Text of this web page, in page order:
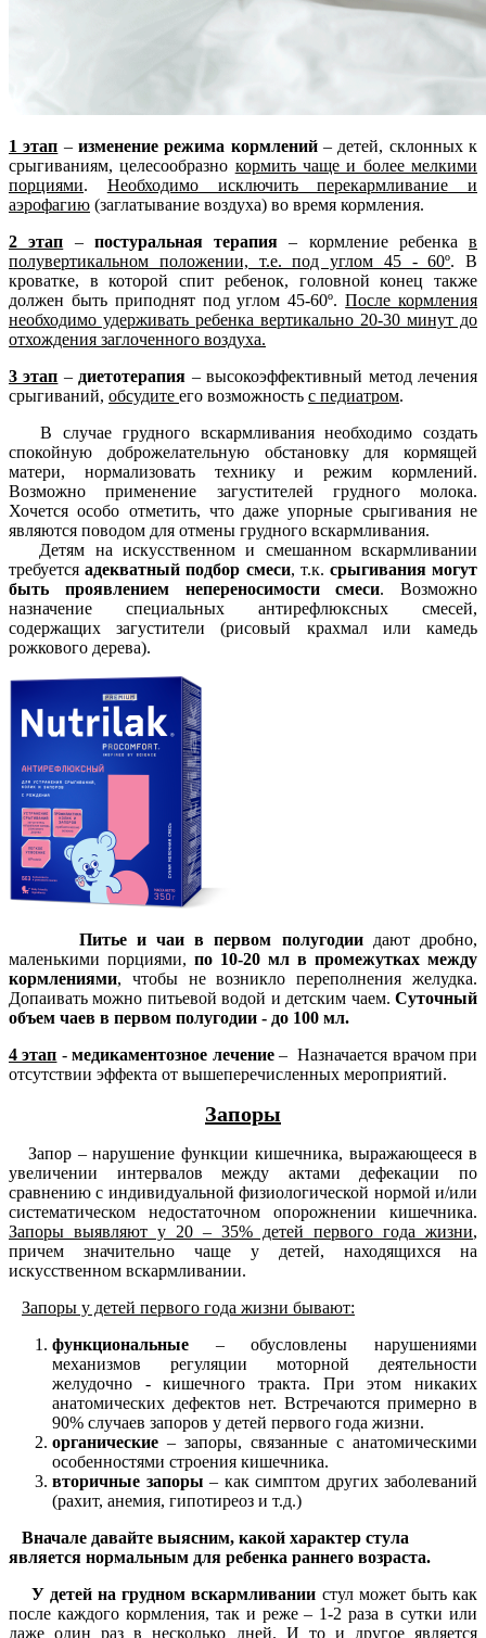
1 этап –изменение режима кормлений– детей, склонных к
срыгиваниям, целесообразно кормить чаще и более мелкими
порциями. Необходимо исключить перекармливание и
аэрофагию (заглатывание воздуха) во время кормления.
2 этап – постуральная терапия – кормление ребенка в
полувертикальном положении, т.е. под углом 45 - 60º. В
кроватке, в которой спит ребенок, головной конец также
должен быть приподнят под углом 45-60º.После кормления
необходимо удерживать ребенка вертикально 20-30 минут до
отхождения заглоченного воздуха.
3 этап – диетотерапия – высокоэффективный метод лечения
срыгиваний, обсудите его возможность с педиатром.
В случае грудного вскармливания необходимо создать
спокойную доброжелательную обстановку для кормящей
матери, нормализовать технику и режим кормлений.
Возможно применение загустителей грудного молока.
Хочется особо отметить, что даже упорные срыгивания не
являются поводом для отмены грудного вскармливания.
Детям на искусственном и смешанном вскармливании
требуетсяадекватный подбор смеси, т.к. срыгивания могут
быть проявлением непереносимости смеси. Возможно
назначение специальных антирефлюксных смесей,
содержащих загустители (рисовый крахмал или камедь
рожкового дерева).
Питье и чаи в первом полугодиидают дробно,
маленькими порциями, по 10-20 мл в промежутках между
корм­лениями, чтобы не возникло перепол­нения желудка.
Допаивать можно питьевой водой и детским чаем. Суточный
объем чаев в первом полугодии - до 100 мл.
4 этап -медикаментозное лечение– Назначается врачом при
отсутствии эффекта от вышеперечисленных мероприятий.
Запоры
Запор – нарушение функции кишечника, выражающееся в
увеличении интервалов между актами дефекации по
сравнению с индивидуальной физиологической нормой и/или
систематическом недостаточном опорожнении кишечника.
Запоры выявляют у 20 – 35% детей первого года жизни,
причем значительно чаще у детей, находящихся на
искусственном вскармливании.
Запоры у детей первого года жизни бывают:
функциональные – обусловлены нарушениями
механизмов регуляции моторной деятельности
желудочно - кишечного тракта. При этом никаких
анатомических дефектов нет. Встречаются примерно в
90% случаев запоров у детей первого года жизни.
органические – запоры, связанные с анатомическими
особенностями строения кишечника.
вторичные запоры – как симптом других заболеваний
(рахит, анемия, гипотиреоз и т.д.)
Вначале давайте выясним, какой характер стула
является нормальным для ребенка раннего возраста.
У детей на грудном вскармливании стул может быть как
после каждого кормления, так и реже – 1-2 раза в сутки или
даже один раз в несколько дней. И то и другое является